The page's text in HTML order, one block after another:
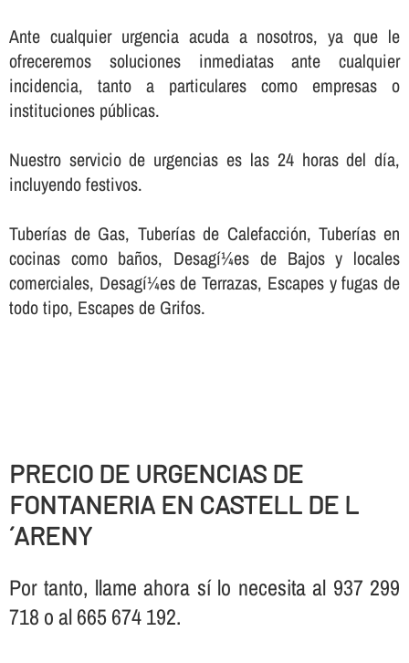
Ante cualquier urgencia acuda a nosotros, ya que le
ofreceremos soluciones inmediatas ante cualquier
incidencia, tanto a particulares como empresas o
instituciones públicas.
Nuestro servicio de urgencias es las 24 horas del dí­a,
incluyendo festivos.
Tuberí­as de Gas, Tuberí­as de Calefacción, Tuberí­as en
cocinas como baños, Desagí¼es de Bajos y locales
comerciales, Desagí¼es de Terrazas, Escapes y fugas de
todo tipo, Escapes de Grifos.
PRECIO DE URGENCIAS DE
FONTANERIA EN CASTELL DE L
´ARENY
Por tanto, llame ahora sí­ lo necesita al 937 299
718 o al 665 674 192.